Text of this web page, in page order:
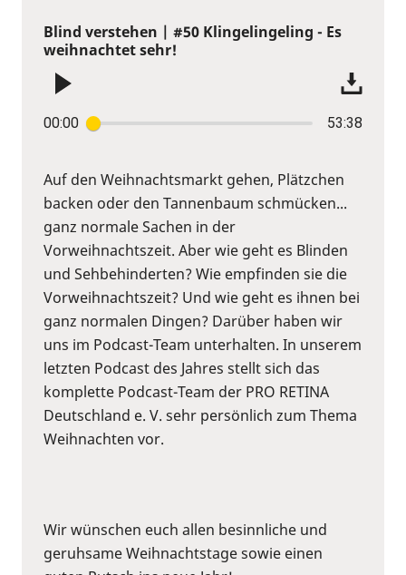
Blind verstehen | #50 Klingelingeling - Es
weihnachtet sehr!
00:00 53:38
Auf den Weihnachtsmarkt gehen, Plätzchen
backen oder den Tannenbaum schmücken...
ganz normale Sachen in der
Vorweihnachtszeit. Aber wie geht es Blinden
und Sehbehinderten? Wie empfinden sie die
Vorweihnachtszeit? Und wie geht es ihnen bei
ganz normalen Dingen? Darüber haben wir
uns im Podcast-Team unterhalten. In unserem
letzten Podcast des Jahres stellt sich das
komplette Podcast-Team der PRO RETINA
Deutschland e. V. sehr persönlich zum Thema
Weihnachten vor.
Wir wünschen euch allen besinnliche und
geruhsame Weihnachtstage sowie einen